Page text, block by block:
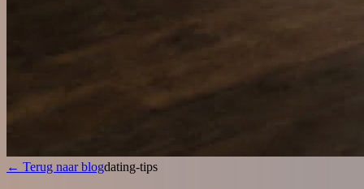
← Terug naar blogdating-tips